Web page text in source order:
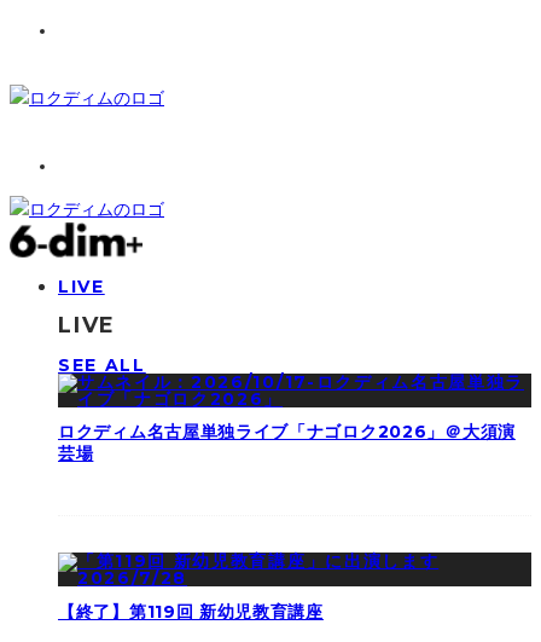
LIVE
LIVE
SEE ALL
ロクディム名古屋単独ライブ「ナゴロク2026」＠大須演
芸場
【終了】第119回 新幼児教育講座